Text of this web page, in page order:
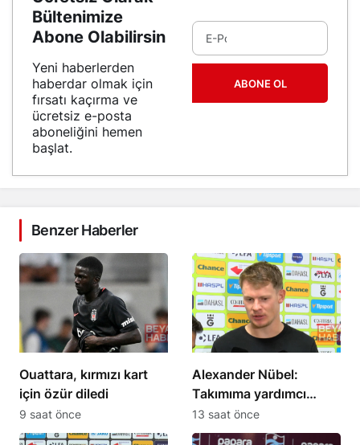
Bültenimize
Abone Olabilirsin
Yeni haberlerden
haberdar olmak için
fırsatı kaçırma ve
ücretsiz e-posta
aboneliğini hemen
başlat.
ABONE OL
Benzer Haberler
Ouattara, kırmızı kart
için özür diledi
9 saat önce
Alexander Nübel:
Takımıma yardımcı
olmak için elimden
geleni yapacağım
13 saat önce